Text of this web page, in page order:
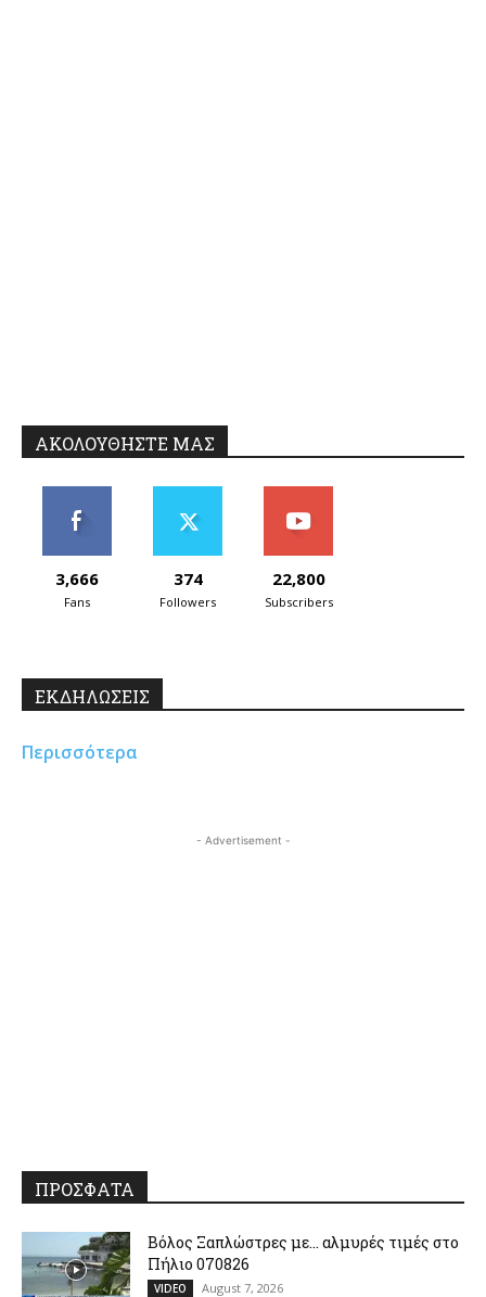
ΑΚΟΛΟΥΘΗΣΤΕ ΜΑΣ
3,666
Fans
374
Followers
22,800
Subscribers
ΕΚΔΗΛΩΣΕΙΣ
Περισσότερα
- Advertisement -
ΠΡΟΣΦΑΤΑ
Βόλος Ξαπλώστρες με… αλμυρές τιμές στο
Πήλιο 070826
VIDEO August 7, 2026